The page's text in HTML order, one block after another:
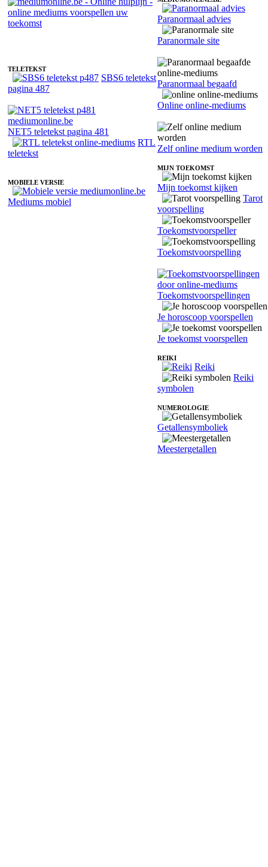
TELETEKST
SBS6 teletekst
pagina 487
NET5 teletekst pagina 481
RTL
teletekst
MOBIELE VERSIE
Mediums mobiel
Paranormaal advies
Paranormale site
Paranormaal begaafd
Online online-mediums
Zelf online medium worden
MIJN TOEKOMST
Mijn toekomst kijken
Tarot
voorspelling
Toekomstvoorspeller
Toekomstvoorspelling
Toekomstvoorspellingen
Je horoscoop voorspellen
Je toekomst voorspellen
REIKI
Reiki
Reiki
symbolen
NUMEROLOGIE
Getallensymboliek
Meestergetallen